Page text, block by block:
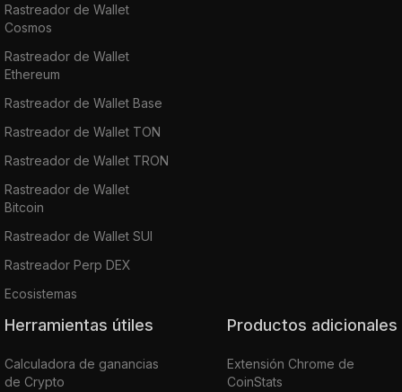
Rastreador de Wallet
Cosmos
Rastreador de Wallet
Ethereum
Rastreador de Wallet Base
Rastreador de Wallet TON
Rastreador de Wallet TRON
Rastreador de Wallet
Bitcoin
Rastreador de Wallet SUI
Rastreador Perp DEX
Ecosistemas
Herramientas útiles
Calculadora de ganancias
de Crypto
Productos adicionales
Extensión Chrome de
CoinStats